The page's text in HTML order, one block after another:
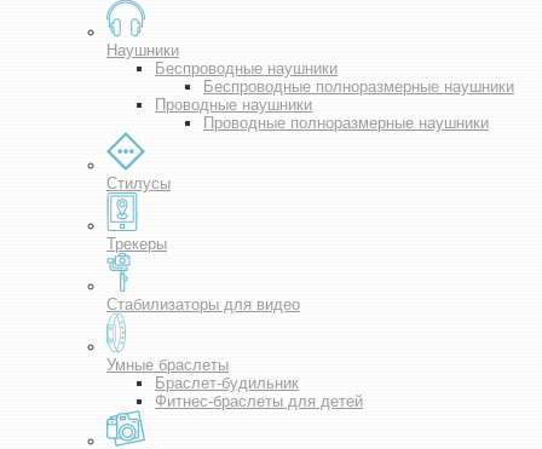
Наушники
Беспроводные наушники
Беспроводные полноразмерные наушники
Проводные наушники
Проводные полноразмерные наушники
Стилусы
Трекеры
Стабилизаторы для видео
Умные браслеты
Браслет-будильник
Фитнес-браслеты для детей